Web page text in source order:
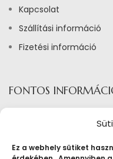
Ez a webhely sütiket
Kapcsolat
Szállítási információ
Fizetési információ
FONTOS
Általános Szerződési